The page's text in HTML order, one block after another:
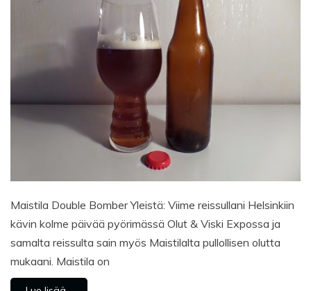
Maistila Double Bomber Yleistä: Viime reissullani Helsinkiin
kävin kolme päivää pyörimässä Olut & Viski Expossa ja
samalta reissulta sain myös Maistilalta pullollisen olutta
mukaani. Maistila on